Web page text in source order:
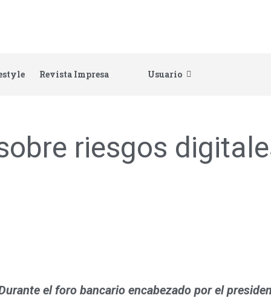
Revista Impresa Usuario
riesgos
el foro bancario encabezado por el